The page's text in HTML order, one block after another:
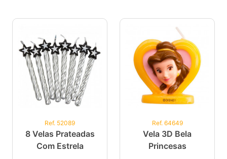
Ref. 52089
8 Velas Prateadas
Com Estrela
Ref. 64649
Vela 3D Bela
Princesas